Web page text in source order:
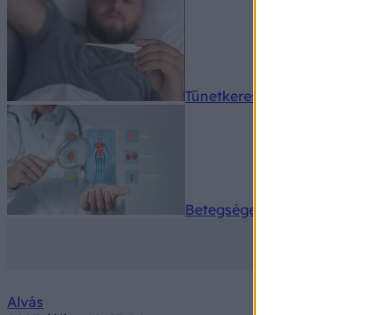
Tünetkereső
Betegségek A-Z
Alvás